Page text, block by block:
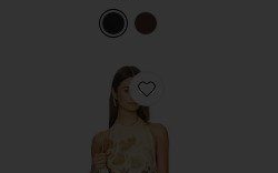
Favorite BLAISE 원피